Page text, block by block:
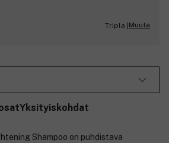
Tripla |Muuta
Yksityiskohdat
Shampoo on puhdistava